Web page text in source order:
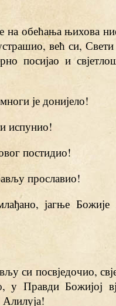
на обећања њихова
већ си, Свети
посијао и
је донијело!
испунио!
постидио!
прославио!
јагње Божије
си посвједочио,
у Правди Божијој
Алилуја!